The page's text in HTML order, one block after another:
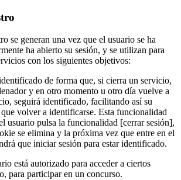
se generan una vez que el usuario se ha
ha abierto su sesión, y se utilizan para
con los siguientes objetivos:
de forma que, si cierra un servicio,
y en otro momento u otro día vuelve a
seguirá identificado, facilitando así su
volver a identificarse. Esta funcionalidad
usuario pulsa la funcionalidad [cerrar sesión],
se elimina y la próxima vez que entre en el
que iniciar sesión para estar identificado.
está autorizado para acceder a ciertos
para participar en un concurso.